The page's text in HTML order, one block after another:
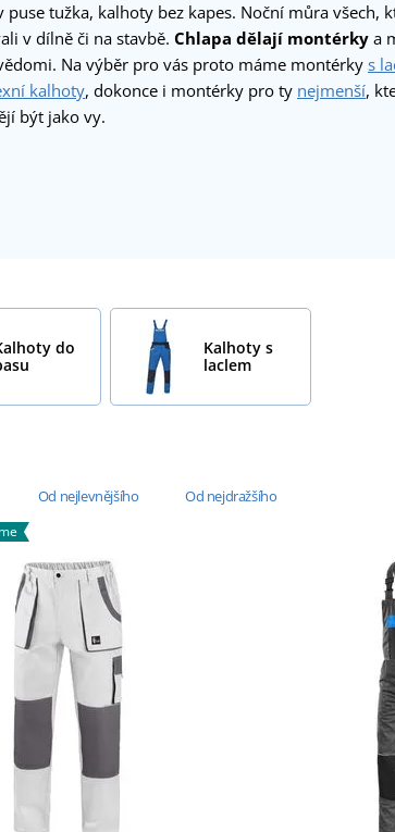
puse tužka, kalhoty bez kapes. Noční můra všech,
v dílně či na stavbě. Chlapa dělají montérky a
Na výběr pro vás proto máme montérky s
kalhoty, dokonce i montérky pro ty nejmenší,
být jako vy.
do
Kalhoty s
laclem
Od nejlevnějšího Od nejdražšího